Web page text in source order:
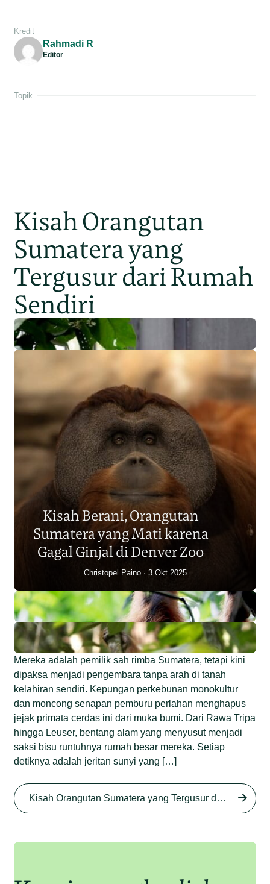
Kredit
Rahmadi R
Editor
Topik
Kisah Orangutan
Sumatera yang
Tergusur dari Rumah
Sendiri
Populasi Orangutan
Sumatera Berkurang 2.700
Individu dalam Satu Dekade?
Junaidi Hanafiah 14 Jul 2026
Kisah Berani, Orangutan
Sumatera yang Mati karena
Gagal Ginjal di Denver Zoo
Christopel Paino 3 Okt 2025
Sumatera di Rawa Tripa
Junaidi Hanafiah 27 Agu 2025
Begini Modus Perburuan
Mereka adalah pemilik sah rimba Sumatera, tetapi kini
dipaksa menjadi pengembara tanpa arah di tanah
kelahiran sendiri. Kepungan perkebunan monokultur
dan moncong senapan pemburu perlahan menghapus
jejak primata cerdas ini dari muka bumi. Dari Rawa Tripa
hingga Leuser, bentang alam yang menyusut menjadi
saksi bisu runtuhnya rumah besar mereka. Setiap
detiknya adalah jeritan sunyi yang […]
Kisah Orangutan Sumatera yang Tergusur dari Rumah Sendiri series